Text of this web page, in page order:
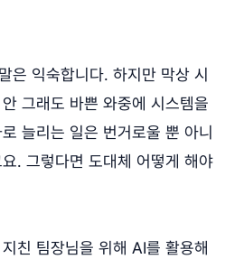
은 익숙합니다. 하지만 막상 시
그래도 바쁜 와중에 시스템을
늘리는 일은 번거로울 뿐 아니
. 그렇다면 도대체 어떻게 해야
친 팀장님을 위해 AI를 활용해